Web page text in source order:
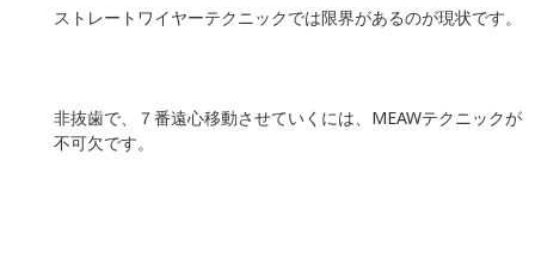
ストレートワイヤーテクニックでは限界があるのが現状です。
非抜歯で、７番遠心移動させていくには、MEAWテクニックが
不可欠です。